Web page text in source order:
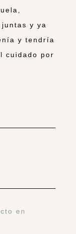
y ya
y tendría
cuidado por
en